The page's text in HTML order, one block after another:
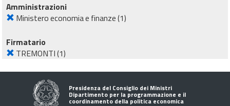
Amministrazioni
Ministero economia e finanze(1)
Firmatario
TREMONTI(1)
Presidenza del Consiglio dei Ministri
Dipartimento per la programmazione e il
coordinamento della politica economica